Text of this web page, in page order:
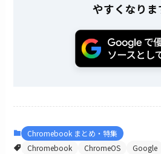
やすくなりま
Chromebook まとめ・特集
Chromebook
ChromeOS Google